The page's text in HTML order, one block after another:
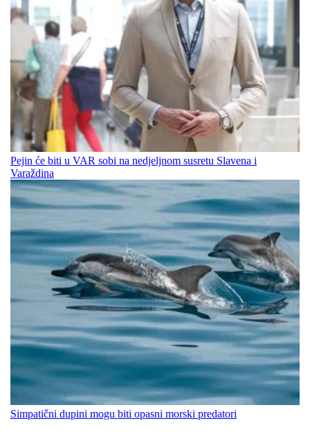
Pejin će biti u VAR sobi na nedjeljnom susretu Slavena i
Varaždina
Simpatični dupini mogu biti opasni morski predatori